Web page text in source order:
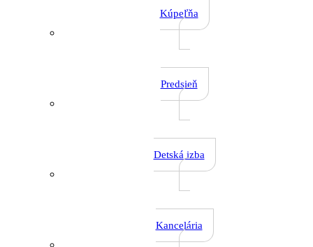
Kúpeľňa
Predsieň
Detská izba
Kancelária